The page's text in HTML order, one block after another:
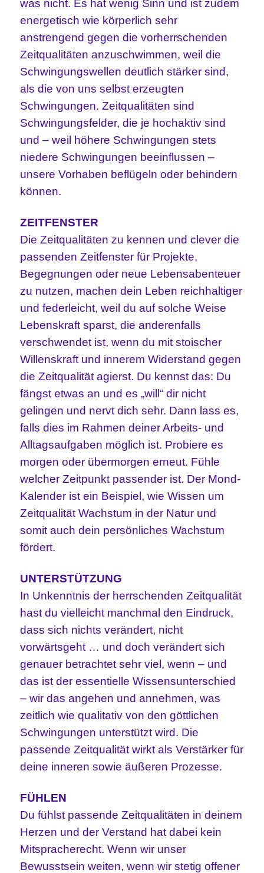
was nicht. Es hat wenig Sinn und ist zudem
energetisch wie körperlich sehr
anstrengend gegen die vorherrschenden
Zeitqualitäten anzuschwimmen, weil die
Schwingungswellen deutlich stärker sind,
als die von uns selbst erzeugten
Schwingungen. Zeitqualitäten sind
Schwingungsfelder, die je hochaktiv sind
und – weil höhere Schwingungen stets
niedere Schwingungen beeinflussen –
unsere Vorhaben beflügeln oder behindern
können.
ZEITFENSTER
Die Zeitqualitäten zu kennen und clever die
passenden Zeitfenster für Projekte,
Begegnungen oder neue Lebensabenteuer
zu nutzen, machen dein Leben reichhaltiger
und federleicht, weil du auf solche Weise
Lebenskraft sparst, die anderenfalls
verschwendet ist, wenn du mit stoischer
Willenskraft und innerem Widerstand gegen
die Zeitqualität agierst. Du kennst das: Du
fängst etwas an und es „will“ dir nicht
gelingen und nervt dich sehr. Dann lass es,
falls dies im Rahmen deiner Arbeits- und
Alltagsaufgaben möglich ist. Probiere es
morgen oder übermorgen erneut. Fühle
welcher Zeitpunkt passender ist. Der Mond-
Kalender ist ein Beispiel, wie Wissen um
Zeitqualität Wachstum in der Natur und
somit auch dein persönliches Wachstum
fördert.
UNTERSTÜTZUNG
In Unkenntnis der herrschenden Zeitqualität
hast du vielleicht manchmal den Eindruck,
dass sich nichts verändert, nicht
vorwärtsgeht … und doch verändert sich
genauer betrachtet sehr viel, wenn – und
das ist der essentielle Wissensunterschied
– wir das angehen und annehmen, was
zeitlich wie qualitativ von den göttlichen
Schwingungen unterstützt wird. Die
passende Zeitqualität wirkt als Verstärker für
deine inneren sowie äußeren Prozesse.
FÜHLEN
Du fühlst passende Zeitqualitäten in deinem
Herzen und der Verstand hat dabei kein
Mitspracherecht.Wenn wir unser
Bewusstsein weiten, wenn wir stetig offener